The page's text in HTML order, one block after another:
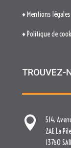
♦ Mentions légales
♦ Politique de
TROUVEZ-

514.
ZAE La
13760